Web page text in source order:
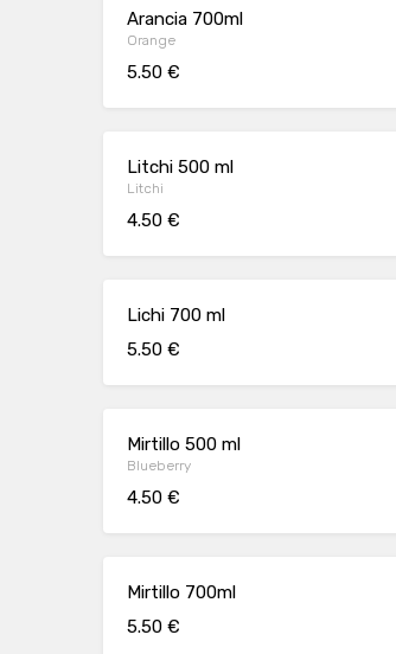
Arancia 700ml
Orange
5.50 €
Litchi 500 ml
Litchi
4.50 €
Lichi 700 ml
5.50 €
Mirtillo 500 ml
Blueberry
4.50 €
Mirtillo 700ml
5.50 €